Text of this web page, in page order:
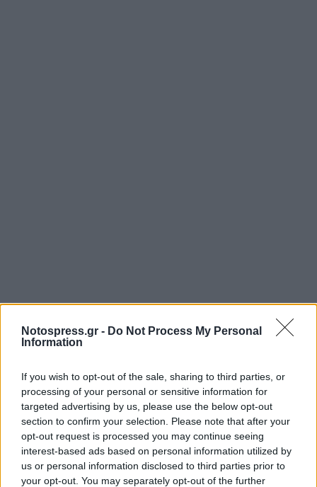
Notospress.gr - Do Not Process My Personal
Information
If you wish to opt-out of the sale, sharing to third parties, or
processing of your personal or sensitive information for
targeted advertising by us, please use the below opt-out
section to confirm your selection. Please note that after your
opt-out request is processed you may continue seeing
interest-based ads based on personal information utilized by
us or personal information disclosed to third parties prior to
your opt-out. You may separately opt-out of the further
Σχετικά Άρθρα